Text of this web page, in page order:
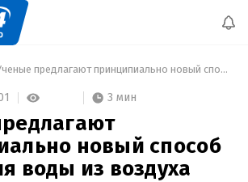
Ученые предлагают принципиально новый способ получения воды из воздуха
3 мин
новый способ
воды из воздуха